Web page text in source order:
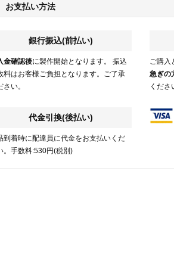
お支払い方法
銀行振込(前払い)
金確認後に製作開始となります。 振込
料はお客様ご負担となります。ご了承
さい。
代金引換(後払い)
到着時に配達員に代金をお支払いくだ
。手数料:530円(税別)
ご購入
急ぎの
くださ